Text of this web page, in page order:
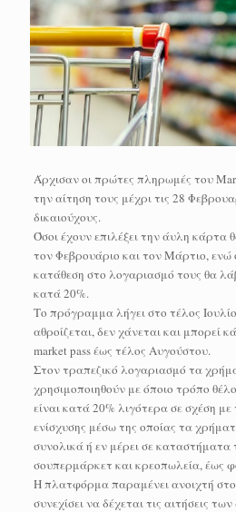
Άρχισαν οι πρώτες πληρωμές του
την αίτηση τους μέχρι τις 28
δικαιούχους.
Όσοι έχουν επιλέξει την άυλη κάρτα
τον Φεβρουάριο και τον Μάρτιο, ενώ
κατάθεση στο λογαριασμό τους θα
κατά 20%.
Το πρόγραμμα λήγει στο τέλος
αθροίζεται, δεν χάνεται και μπορεί
market pass έως τέλος Αυγούστου.
Στον τραπεζικό λογαριασμό τα
χρησιμοποιηθούν με όποιο τρόπο
είναι κατά 20% λιγότερα σε σχέση
ενίσχυσης μέσω της οποίας τα
συνολικά ή εν μέρει σε
σουπερμάρκετ και κρεοπωλεία, έως
Η πλατφόρμα παραμένει ανοιχτή στο
συνεχίσει να δέχεται τις αιτήσεις